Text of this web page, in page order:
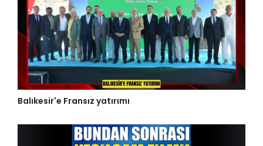
Balıkesir'e Fransız yatırımı